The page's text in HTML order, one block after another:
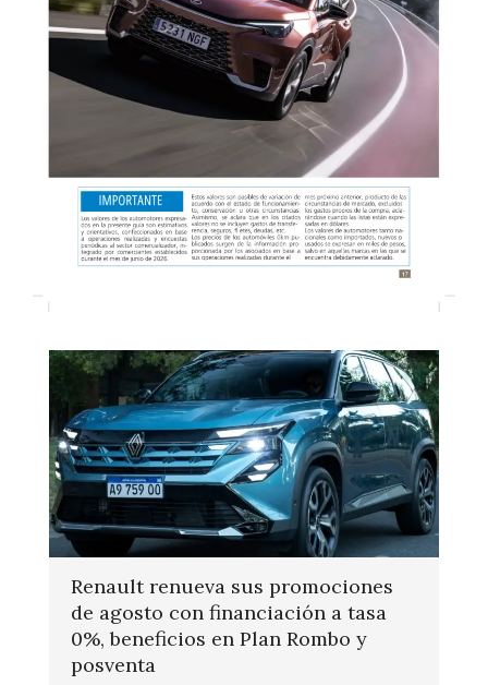
Renault renueva sus promociones
de agosto con financiación a tasa
0%, beneficios en Plan Rombo y
posventa